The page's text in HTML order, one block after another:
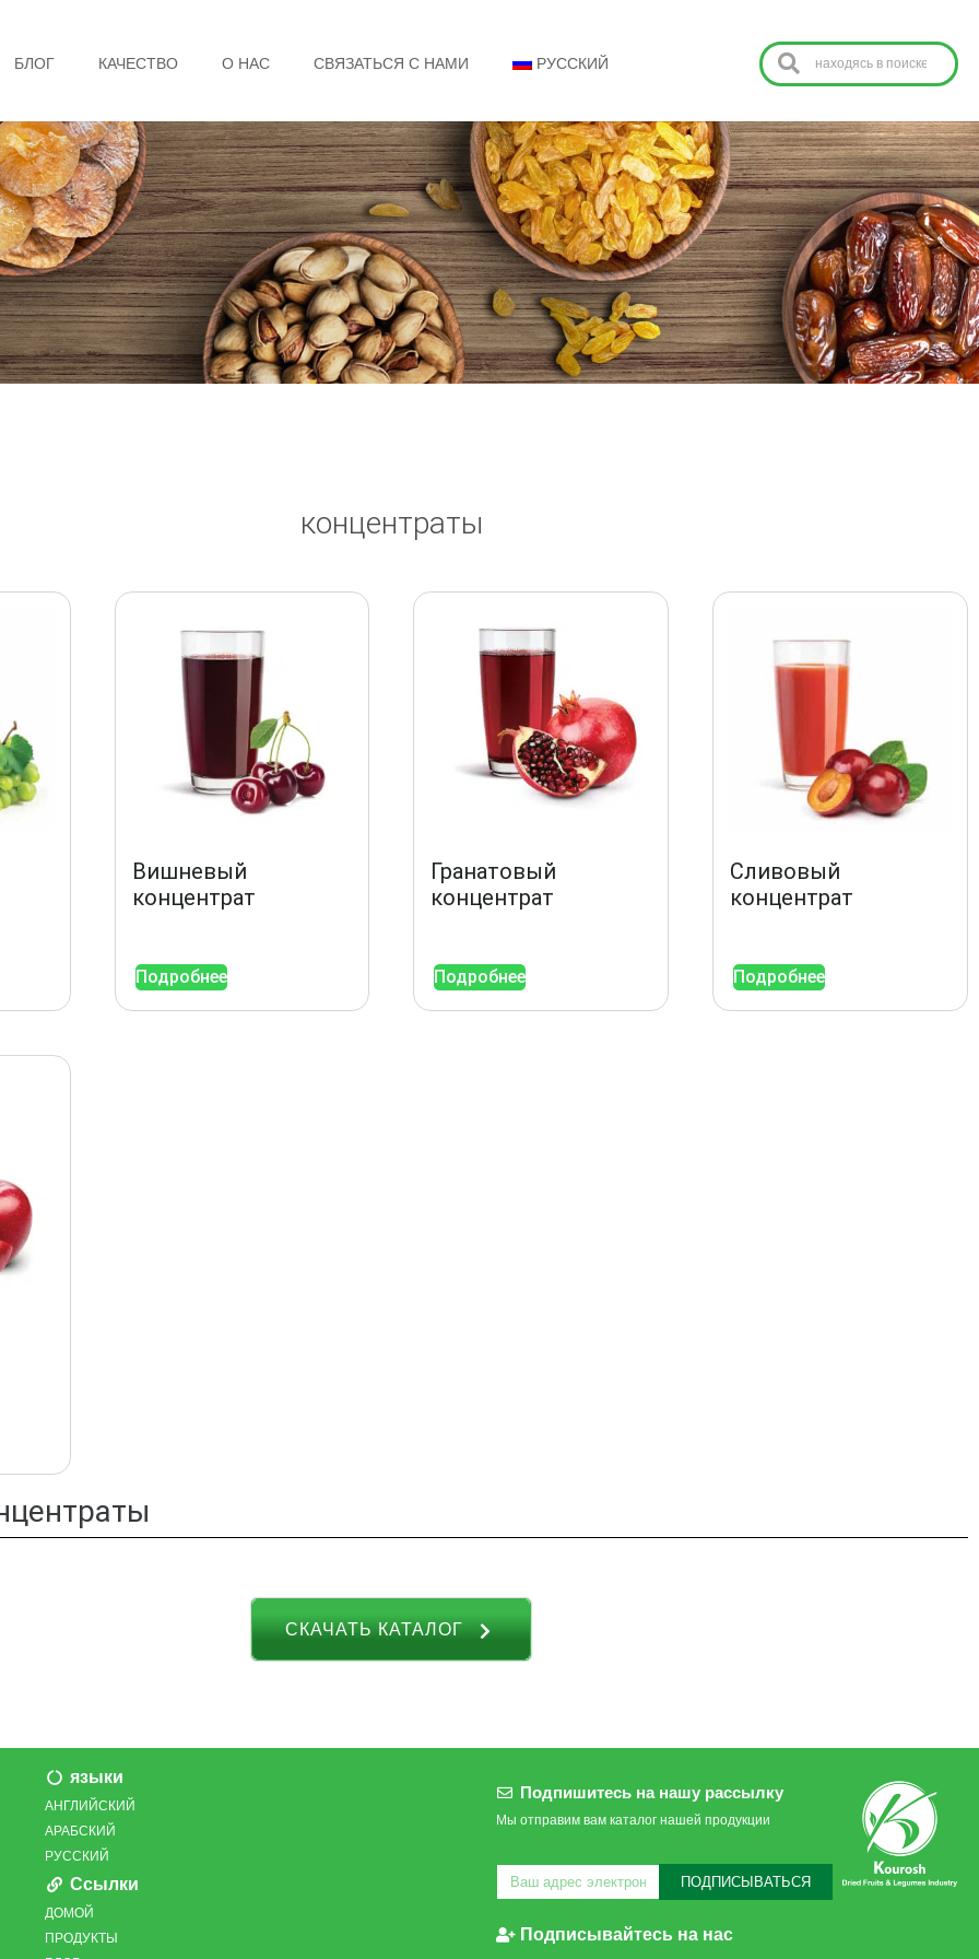
БЛОГ КАЧЕСТВО О НАС СВЯЗАТЬСЯ С НАМИ РУССКИЙ
концентраты
Вишневый
концентрат
Подробнее
Гранатовый
концентрат
Подробнее
Сливовый
концентрат
Подробнее
СКАЧАТЬ КАТАЛОГ
языки
АНГЛИЙСКИЙ
АРАБСКИЙ
РУССКИЙ
Ссылки
ДОМОЙ
ПРОДУКТЫ
Подпишитесь на нашу рассылку
Мы отправим вам каталог нашей продукции
ПОДПИСЫВАТЬСЯ
Подписывайтесь на нас